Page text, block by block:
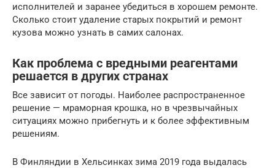
исполнителей и заранее убедиться в хорошем ремонте.
Сколько стоит удаление старых покрытий и ремонт
кузова можно узнать в самих салонах.
Как проблема с вредными реагентами
решается в других странах
Все зависит от погоды. Наиболее распространенное
решение — мраморная крошка, но в чрезвычайных
ситуациях можно прибегнуть и к более эффективным
решениям.
В Финляндии в Хельсинках зима 2019 года выдалась